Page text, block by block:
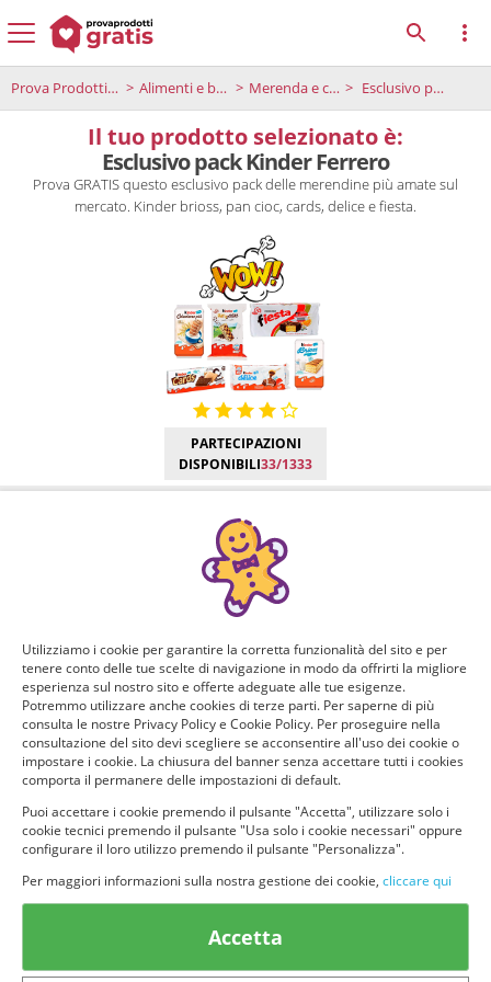
Prova Prodotti Gratis Alimenti e bevande Merenda e colazione Esclusivo pack Kinder Ferrero
Il tuo prodotto selezionato è:
Esclusivo pack Kinder Ferrero
Prova GRATIS questo esclusivo pack delle merendine più amate sul
mercato. Kinder brioss, pan cioc, cards, delice e fiesta.
PARTECIPAZIONI
DISPONIBILI33/1333
Manca poco!
Puoi ricevere GRATIS questo nuovo prodotto, provarlo e
consigliarlo ad altri utenti. Per determinare se hai tutti i
requisiti per poter ricevere il prodotto da te selezionato e
Domanda 1 di 4:
Per quante persone fai la spesa? Quanti siete in casa?
Solo io 2 persone
3 o più persone
Utilizziamo i cookie per garantire la corretta funzionalità del sito e per
tenere conto delle tue scelte di navigazione in modo da offrirti la migliore
esperienza sul nostro sito e offerte adeguate alle tue esigenze.
Potremmo utilizzare anche cookies di terze parti. Per saperne di più
consulta le nostre Privacy Policy e Cookie Policy. Per proseguire nella
consultazione del sito devi scegliere se acconsentire all'uso dei cookie o
impostare i cookie. La chiusura del banner senza accettare tutti i cookies
comporta il permanere delle impostazioni di default.
Puoi accettare i cookie premendo il pulsante "Accetta", utilizzare solo i
cookie tecnici premendo il pulsante "Usa solo i cookie necessari" oppure
configurare il loro utilizzo premendo il pulsante "Personalizza".
Per maggiori informazioni sulla nostra gestione dei cookie, cliccare qui
Accetta